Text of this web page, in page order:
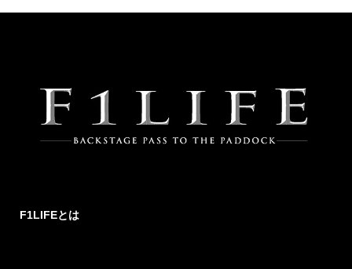
F1LIFEとは